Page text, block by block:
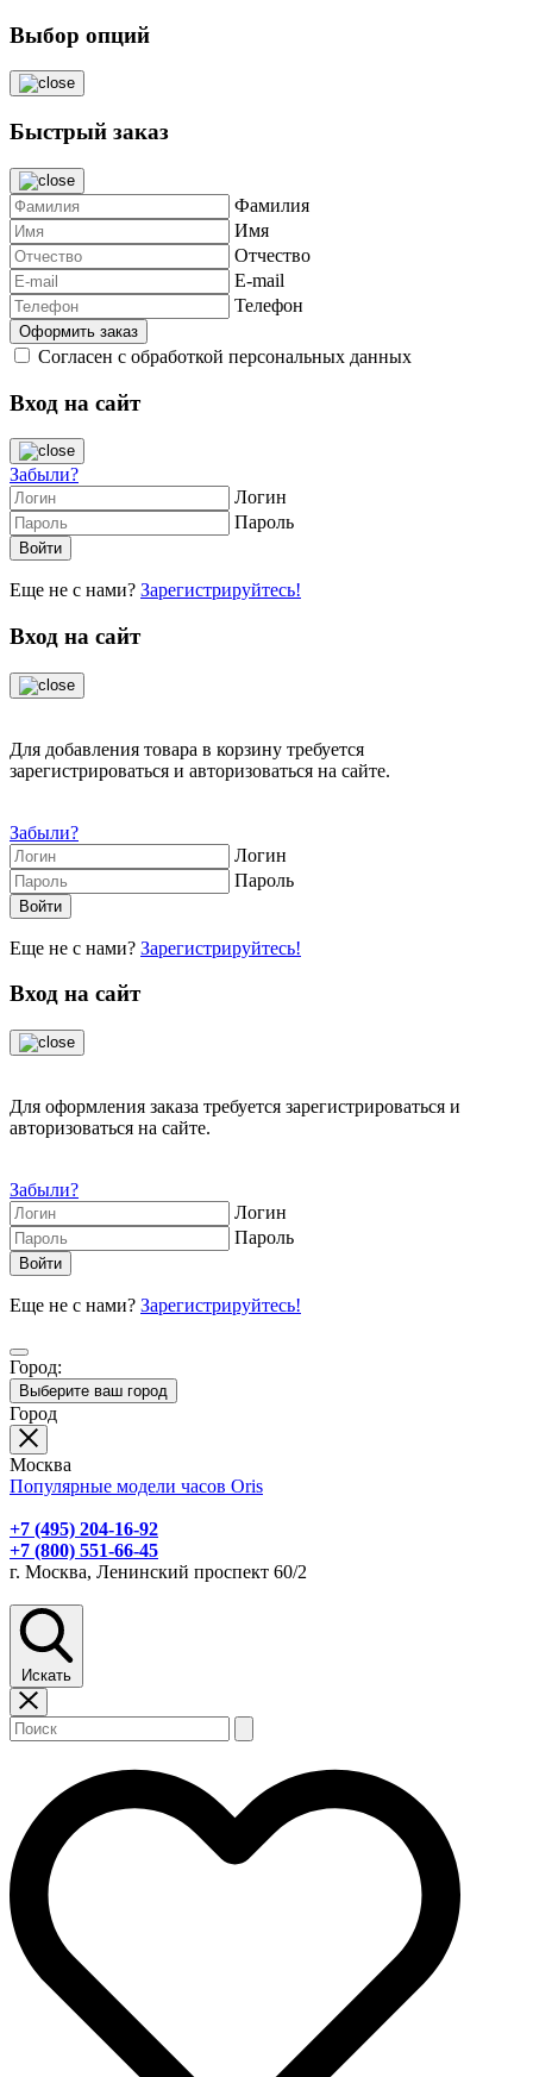
Выбор опций
Быстрый заказ
Фамилия
Имя
Отчество
E-mail
Телефон
Согласен с обработкой персональных данных
Вход на сайт
Забыли?
Логин
Пароль
Еще не с нами? Зарегистрируйтесь!
Вход на сайт
Для добавления товара в корзину требуется
зарегистрироваться и авторизоваться на сайте.
Забыли?
Логин
Пароль
Еще не с нами? Зарегистрируйтесь!
Вход на сайт
Для оформления заказа требуется зарегистрироваться и
авторизоваться на сайте.
Забыли?
Логин
Пароль
Еще не с нами? Зарегистрируйтесь!
Город:
Выберите ваш город
Город
Москва
Популярные модели часов Oris
+7 (495) 204-16-92
+7 (800) 551-66-45
г. Москва, Ленинский проспект 60/2
Искать